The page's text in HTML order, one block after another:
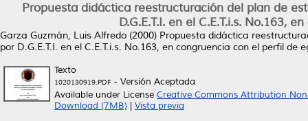
Propuesta didáctica reestructuración del plan de
D.G.E.T.I. en el C.E.T.i.s. No.163,
Garza Guzmán, Luis Alfredo (2000) Propuesta didáctica
por D.G.E.T.I. en el C.E.T.i.s. No.163, en congruencia con el perfil de
Texto
1020130919.PDF - Versión Aceptada
Available under License Creative Commons Attribution
Download (7MB)
Vista previa